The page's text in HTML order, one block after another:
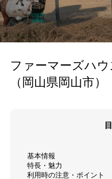
ファーマーズハ
（岡山県岡山市）
基本情報
特長・魅力
利用時の注意・ポイント